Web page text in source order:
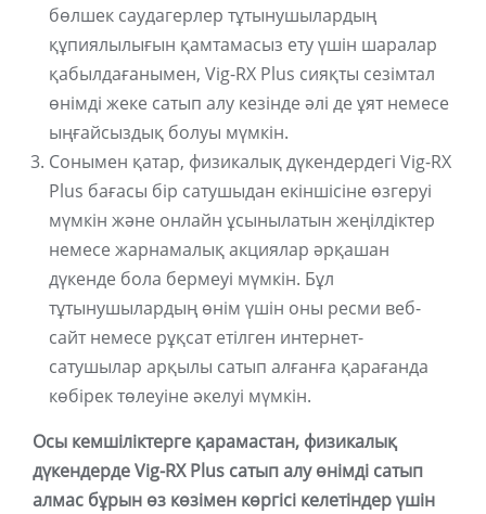
бөлшек саудагерлер тұтынушылардың
құпиялылығын қамтамасыз ету үшін шаралар
қабылдағанымен, Vig-RX Plus сияқты сезімтал
өнімді жеке сатып алу кезінде әлі де ұят немесе
ыңғайсыздық болуы мүмкін.
Сонымен қатар, физикалық дүкендердегі Vig-RX
Plus бағасы бір сатушыдан екіншісіне өзгеруі
мүмкін және онлайн ұсынылатын жеңілдіктер
немесе жарнамалық акциялар әрқашан
дүкенде бола бермеуі мүмкін. Бұл
тұтынушылардың өнім үшін оны ресми веб-
сайт немесе рұқсат етілген интернет-
сатушылар арқылы сатып алғанға қарағанда
көбірек төлеуіне әкелуі мүмкін.
Осы кемшіліктерге қарамастан, физикалық
дүкендерде Vig-RX Plus сатып алу өнімді сатып
алмас бұрын өз көзімен көргісі келетіндер үшін